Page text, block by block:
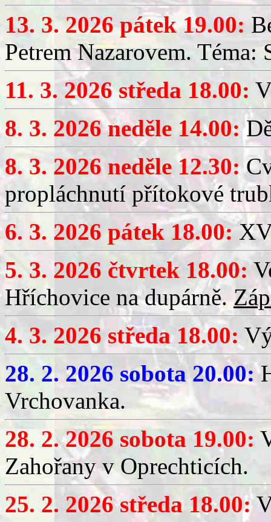
13. 3. 2026 pátek 19.00:
Petrem Nazarovem. Téma:
11. 3. 2026 středa 18.00:
8. 3. 2026 neděle 14.00:
8. 3. 2026 neděle 12.30:
propláchnutí přítokové
6. 3. 2026 pátek 18.00:
5. 3. 2026 čtvrtek 18.00:
Hříchovice na dupárně.
4. 3. 2026 středa 18.00:
28. 2. 2026 sobota 20.00:
Vrchovanka.
28. 2. 2026 sobota 19.00:
Zahořany v Oprechticích.
25. 2. 2026 středa 18.00: